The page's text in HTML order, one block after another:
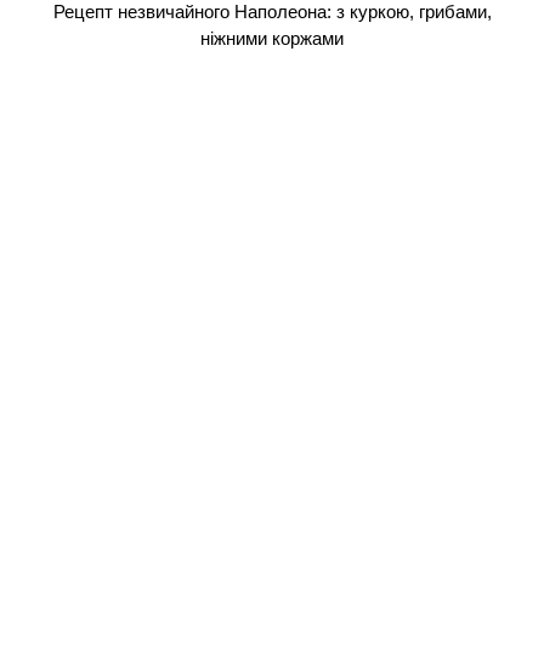
Рецепт незвичайного Наполеона: з куркою, грибами,
ніжними коржами